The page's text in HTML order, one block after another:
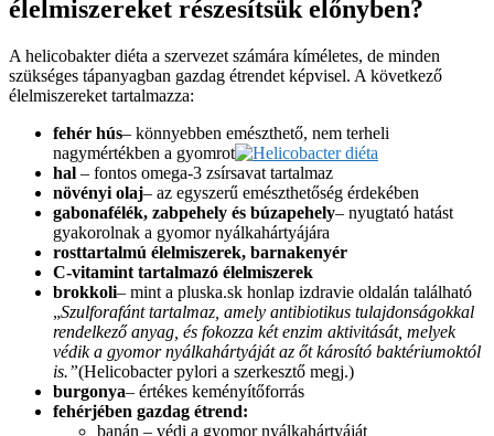
élelmiszereket részesítsük előnyben?
A helicobakter diéta a szervezet számára kíméletes, de minden
szükséges tápanyagban gazdag étrendet képvisel. A következő
élelmiszereket tartalmazza:
fehér hús– könnyebben emészthető, nem terheli
nagymértékben a gyomrot
hal – fontos omega-3 zsírsavat tartalmaz
növényi olaj– az egyszerű emészthetőség érdekében
gabonafélék, zabpehely és búzapehely– nyugtató hatást
gyakorolnak a gyomor nyálkahártyájára
rosttartalmú élelmiszerek, barnakenyér
C-vitamint tartalmazó élelmiszerek
brokkoli– mint a pluska.sk honlap izdravie oldalán található
„Szulforafánt tartalmaz, amely antibiotikus tulajdonságokkal
rendelkező anyag, és fokozza két enzim aktivitását, melyek
védik a gyomor nyálkahártyáját az őt károsító baktériumoktól
is.”(Helicobacter pylori a szerkesztő megj.)
burgonya– értékes keményítőforrás
fehérjében gazdag étrend:
banán – védi a gyomor nyálkahártyáját